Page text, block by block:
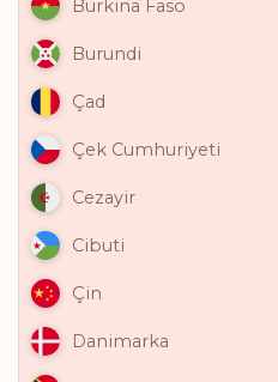
Burkina Faso
Burundi
Çad
Çek Cumhuriyeti
Cezayir
Cibuti
Çin
Danimarka